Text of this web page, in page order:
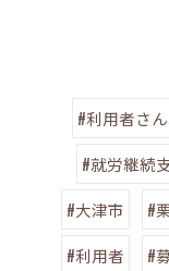
#利用者さ
#就労継続
#大津市
#
#利用者
#